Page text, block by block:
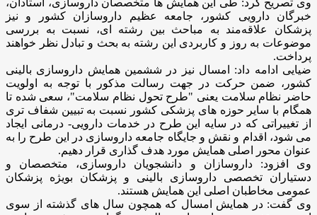
وی تصریح کرد: طی این همایش ها متخصصان داروسازی، استادان،
خبرگان دارویی کشور، جامعه عظیم داروسازان کشور و نیز
پزشکان علاقه‌مند به مباحث بین رشته ای، نسبت به بررسی
موضوعات به روز و کاربردی این رشته به بحث و تبادل نظر خواهند
پرداخت.
ضیایی ادامه داد: امسال نیز در ششمین همایش داروسازی بالینی
کشور، ضمن حرکت در جهت رسالت مذکور با توجه به اولویت
حاضر نظام سلامت یعنی "طرح تحول نظام سلامت"، سعی شده تا
همگام با سایر حوزه های پزشکی کشور نسبت به تبیین شفاف تری
از تغییراتی که در سایه این طرح در خدمات دارویی- درمانی ایجاد
می شود، اقدام و نقش و جایگاه جامعه داروسازی در این طرح را به
عنوان محور اصلی همایش مورد هدف گذاری قرار دهیم.
وی افزود: داروسازان و دانشجویان داروسازی، متخصصان و
دستیاران تخصصی داروسازی بالینی و پزشکان بویژه پزشکان
عمومی مخاطبان اصلی این همایش هستند.
وی گفت: در همایش امسال که همچون سال های گذشته از سوی